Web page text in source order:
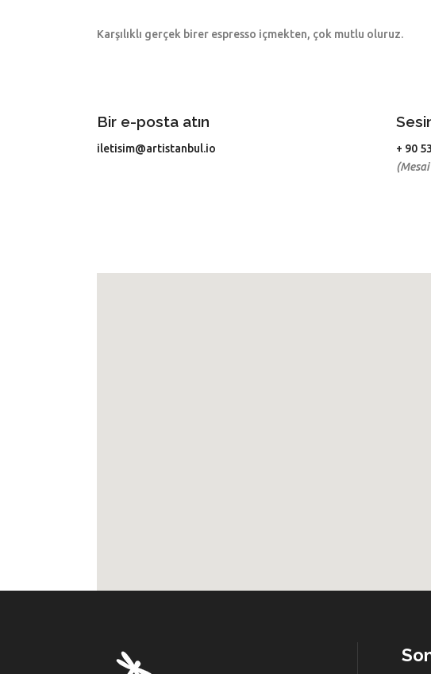
Karşılıklı gerçek birer espresso içmekten, çok mutlu oluruz.
Bir e-posta atın
iletisim@artistanbul.io
+ 90